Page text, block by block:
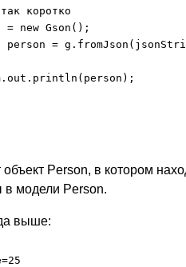
коротко
= new Gson();
person =
Person, в котором
в модели Person.
выше: